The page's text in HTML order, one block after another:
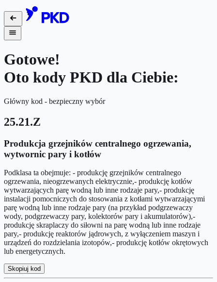
Gotowe!
Oto kody PKD dla Ciebie:
Główny kod - bezpieczny wybór
25.21.Z
Produkcja grzejników centralnego ogrzewania,
wytwornic pary i kotłów
Podklasa ta obejmuje: - produkcję grzejników centralnego
ogrzewania, nieogrzewanych elektrycznie,- produkcję kotłów
wytwarzających parę wodną lub inne rodzaje pary,- produkcję
instalacji pomocniczych do stosowania z kotłami wytwarzającymi
parę wodną lub inne rodzaje pary (na przykład podgrzewaczy
wody, podgrzewaczy pary, kolektorów pary i akumulatorów),-
produkcję skraplaczy do siłowni na parę wodną lub inne rodzaje
pary,- produkcję reaktorów jądrowych, z wyłączeniem maszyn i
urządzeń do rozdzielania izotopów,- produkcję kotłów okrętowych
lub energetycznych.
Skopiuj kod